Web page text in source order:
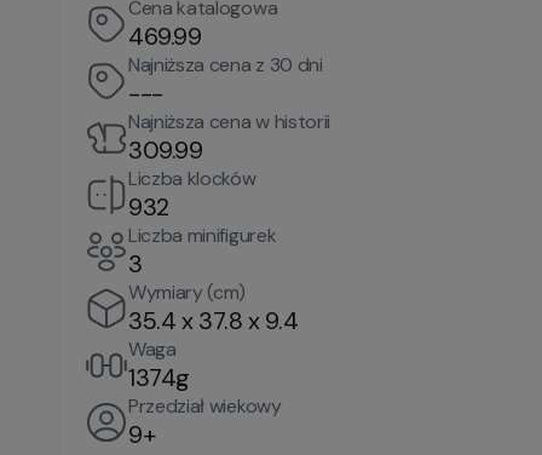
Cena katalogowa
469.99
Najniższa cena z 30 dni
---
Najniższa cena w historii
309.99
Liczba klocków
932
Liczba minifigurek
3
Wymiary (cm)
35.4 x 37.8 x 9.4
Waga
1374g
Przedział wiekowy
9+